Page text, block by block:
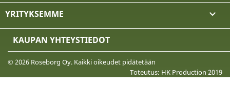
YRITYKSEMME 
KAUPAN YHTEYSTIEDOT
© 2026 Roseborg Oy. Kaikki oikeudet pidätetään
Toteutus: HK Production 2019